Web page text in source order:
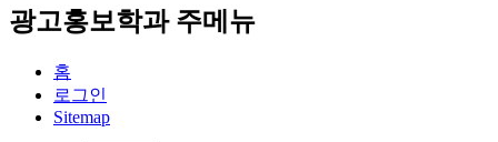
광고홍보학과 주메뉴
홈
로그인
Sitemap